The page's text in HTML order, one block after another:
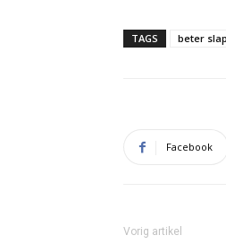
TAGS beter
Facebook
Vorig artikel